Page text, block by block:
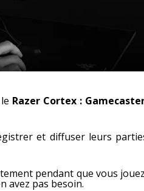
Razer Cortex :
et diffuser leurs
pendant que vous
avez pas besoin.